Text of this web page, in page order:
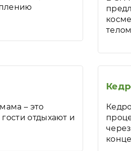
телом
– это
отдыхают и